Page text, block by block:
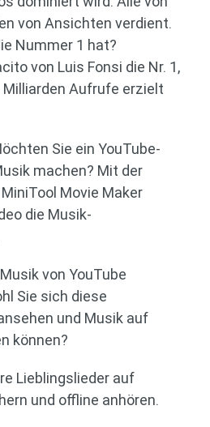
von Ansichten verdient.
Nummer 1 hat?
von Luis Fonsi die Nr. 1,
Aufrufe erzielt
Sie ein YouTube-
machen? Mit der
MiniTool Movie Maker
die Musik-
von YouTube
Sie sich diese
und Musik auf
können?
Lieblingslieder auf
und offline anhören.